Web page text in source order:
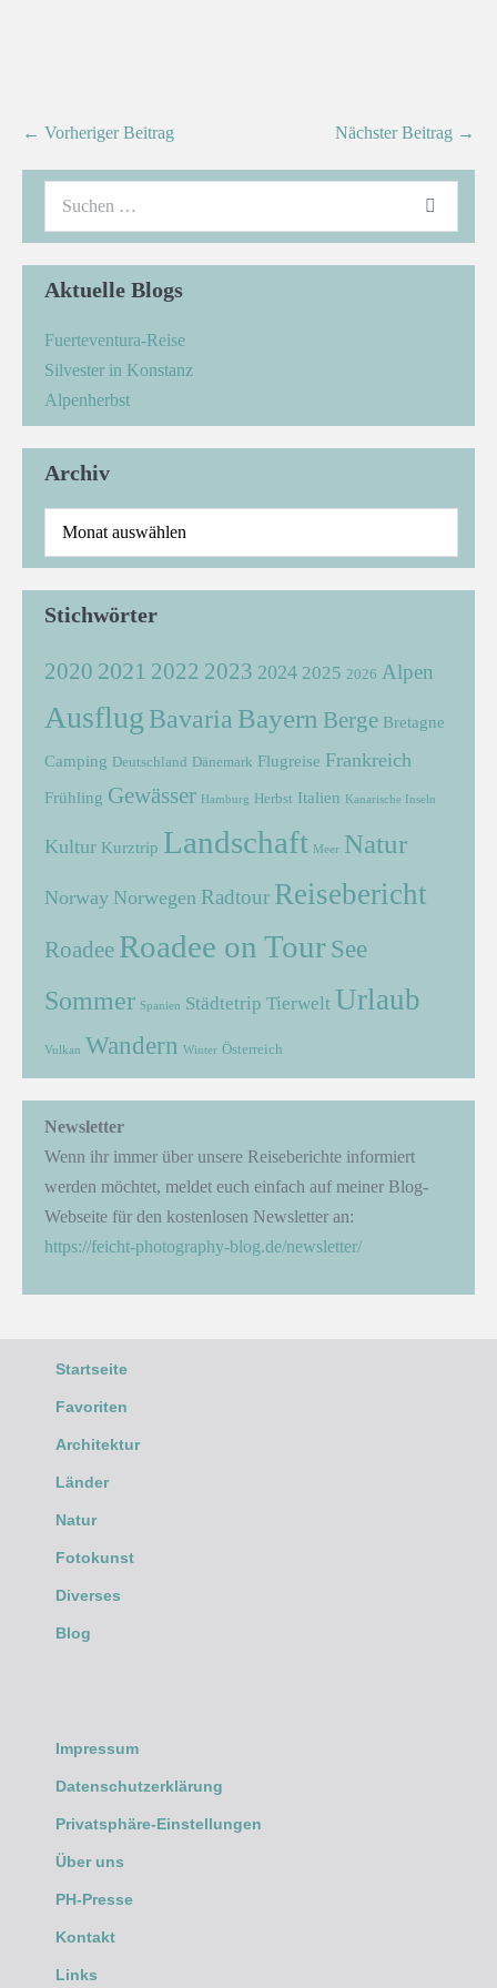
← Vorheriger Beitrag Nächster Beitrag →
Aktuelle Blogs
Fuerteventura-Reise
Silvester in Konstanz
Alpenherbst
Archiv
Stichwörter
2020 2021 2022 2023 2024 2025 2026 Alpen
Ausflug Bavaria Bayern Berge Bretagne
Camping Deutschland Dänemark Flugreise Frankreich
Frühling Gewässer Hamburg Herbst Italien Kanarische Inseln
Kultur Kurztrip Landschaft Meer Natur
Norway Norwegen Radtour Reisebericht
Roadee Roadee on Tour See
Sommer Spanien Städtetrip Tierwelt Urlaub
Vulkan Wandern Winter Österreich
Newsletter
Wenn ihr immer über unsere Reiseberichte informiert
werden möchtet, meldet euch einfach auf meiner Blog-
Webseite für den kostenlosen Newsletter an:
https://feicht-photography-blog.de/newsletter/
Startseite
Favoriten
Architektur
Länder
Natur
Fotokunst
Diverses
Blog
Impressum
Datenschutzerklärung
Privatsphäre-Einstellungen
Über uns
PH-Presse
Kontakt
Links